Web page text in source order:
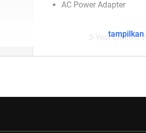
AC Power Adapter
3-Year Limited
tampilkan